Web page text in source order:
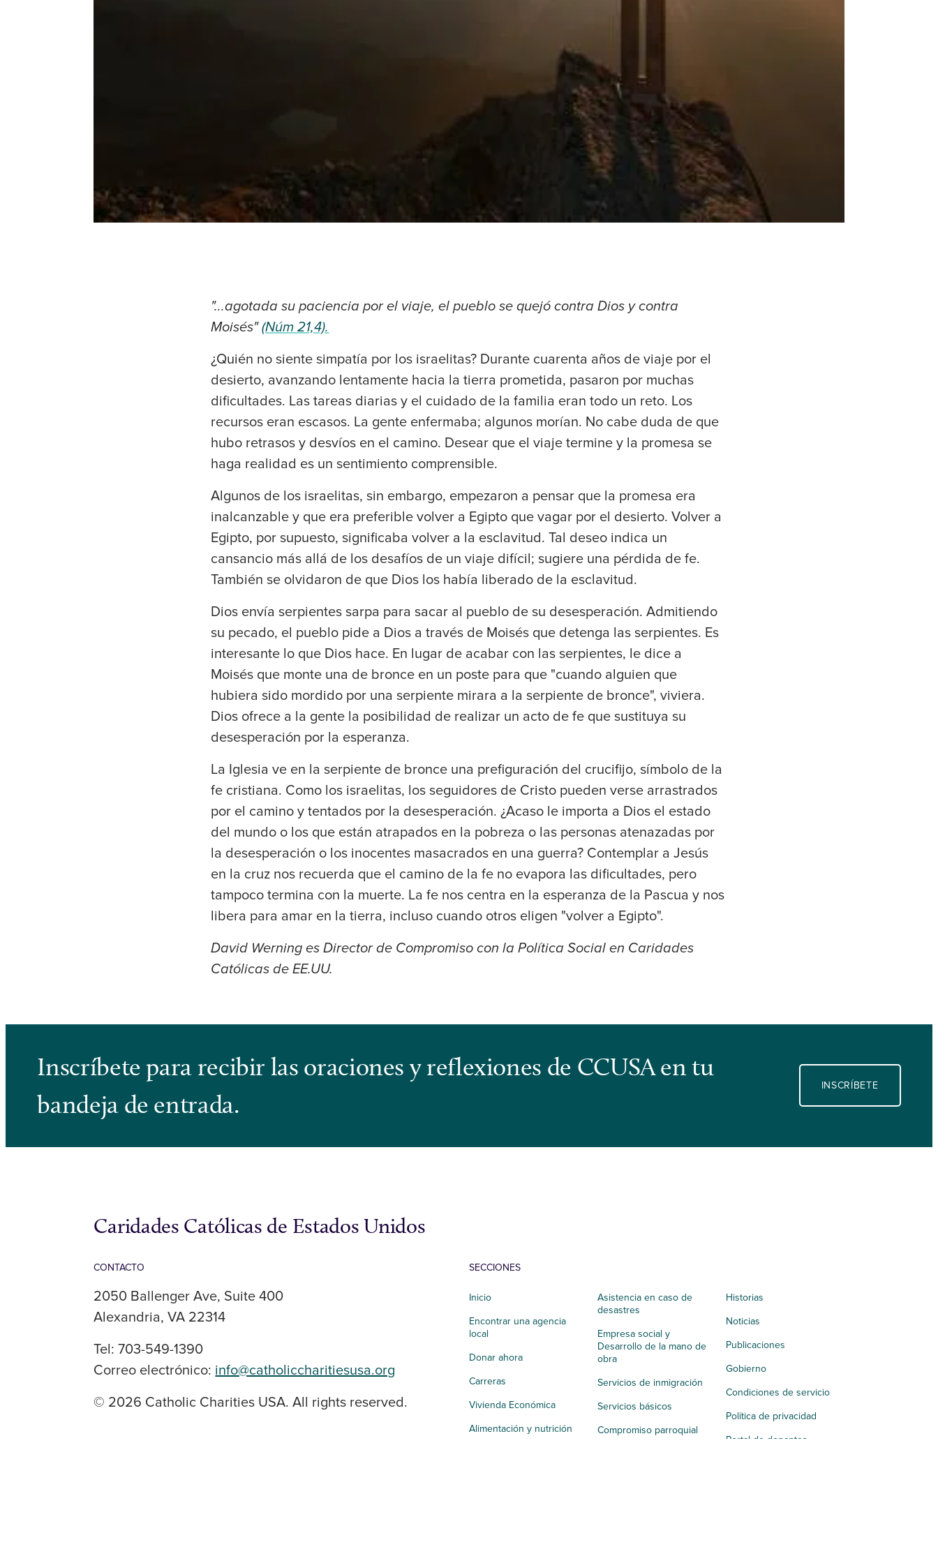
"...agotada su paciencia por el viaje, el pueblo se quejó contra Dios y contra
Moisés"(Núm 21,4).
¿Quién no siente simpatía por los israelitas? Durante cuarenta años de viaje por el
desierto, avanzando lentamente hacia la tierra prometida, pasaron por muchas
dificultades. Las tareas diarias y el cuidado de la familia eran todo un reto. Los
recursos eran escasos. La gente enfermaba; algunos morían. No cabe duda de que
hubo retrasos y desvíos en el camino. Desear que el viaje termine y la promesa se
haga realidad es un sentimiento comprensible.
Algunos de los israelitas, sin embargo, empezaron a pensar que la promesa era
inalcanzable y que era preferible volver a Egipto que vagar por el desierto. Volver a
Egipto, por supuesto, significaba volver a la esclavitud. Tal deseo indica un
cansancio más allá de los desafíos de un viaje difícil; sugiere una pérdida de fe.
También se olvidaron de que Dios los había liberado de la esclavitud.
Dios envía serpientes sarpa para sacar al pueblo de su desesperación. Admitiendo
su pecado, el pueblo pide a Dios a través de Moisés que detenga las serpientes. Es
interesante lo que Dios hace. En lugar de acabar con las serpientes, le dice a
Moisés que monte una de bronce en un poste para que "cuando alguien que
hubiera sido mordido por una serpiente mirara a la serpiente de bronce", viviera.
Dios ofrece a la gente la posibilidad de realizar un acto de fe que sustituya su
desesperación por la esperanza.
La Iglesia ve en la serpiente de bronce una prefiguración del crucifijo, símbolo de la
fe cristiana. Como los israelitas, los seguidores de Cristo pueden verse arrastrados
por el camino y tentados por la desesperación. ¿Acaso le importa a Dios el estado
del mundo o los que están atrapados en la pobreza o las personas atenazadas por
la desesperación o los inocentes masacrados en una guerra? Contemplar a Jesús
en la cruz nos recuerda que el camino de la fe no evapora las dificultades, pero
tampoco termina con la muerte. La fe nos centra en la esperanza de la Pascua y nos
libera para amar en la tierra, incluso cuando otros eligen "volver a Egipto".
David Werning es Director de Compromiso con la Política Social en Caridades
Católicas de EE.UU.
Inscríbete para recibir las oraciones y reflexiones de CCUSA en tu
bandeja de entrada.
INSCRÍBETE
Caridades Católicas de Estados Unidos
CONTACTO
2050 Ballenger Ave, Suite 400
Alexandria, VA 22314
Tel: 703-549-1390
Correo electrónico: info@catholiccharitiesusa.org
© 2026 Catholic Charities USA. All rights reserved.
SECCIONES
Inicio
Encontrar una agencia
local
Donar ahora
Carreras
Vivienda Económica
Alimentación y nutrición
Asistencia en caso de
desastres
Empresa social y
Desarrollo de la mano de
obra
Servicios de inmigración
Servicios básicos
Compromiso parroquial
Historias
Noticias
Publicaciones
Gobierno
Condiciones de servicio
Política de privacidad
Portal de donantes